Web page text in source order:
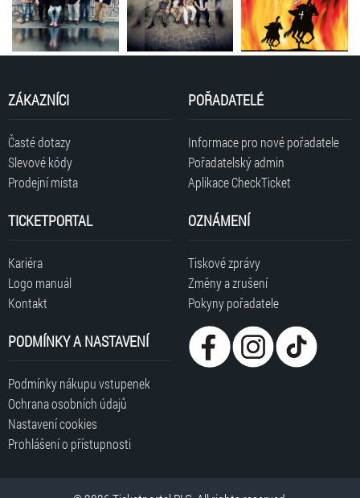
ZÁKAZNÍCI
Časté dotazy
Slevové kódy
Prodejní místa
POŘADATELÉ
Informace pro nové pořadatele
Pořadatelský admin
Aplikace CheckTicket
TICKETPORTAL
Kariéra
Logo manuál
Kontakt
OZNÁMENÍ
Tiskové zprávy
Změny a zrušení
Pokyny pořadatele
PODMÍNKY A NASTAVENÍ
Podmínky nákupu vstupenek
Ochrana osobních údajů
Nastavení cookies
Prohlášení o přístupnosti